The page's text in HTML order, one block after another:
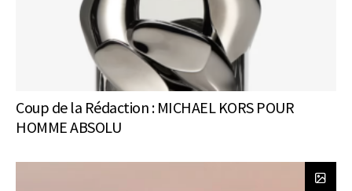
Coup de la Rédaction : MICHAEL KORS POUR
HOMME ABSOLU